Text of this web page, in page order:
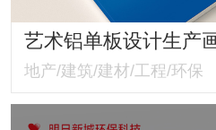
地产/建筑/建材/工程/环保